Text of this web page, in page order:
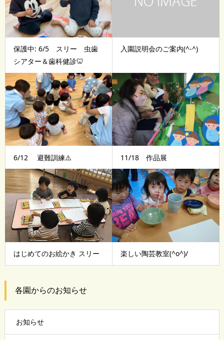
保護中: 6/5 スリー 虫歯
シアター＆歯科健診🦷
入園説明会のご案内(^-^)
6/12 避難訓練⚠️ 11/18 作品展
はじめてのお絵かき スリー 楽しい陶芸教室(^o^)/
各園からのお知らせ
お知らせ